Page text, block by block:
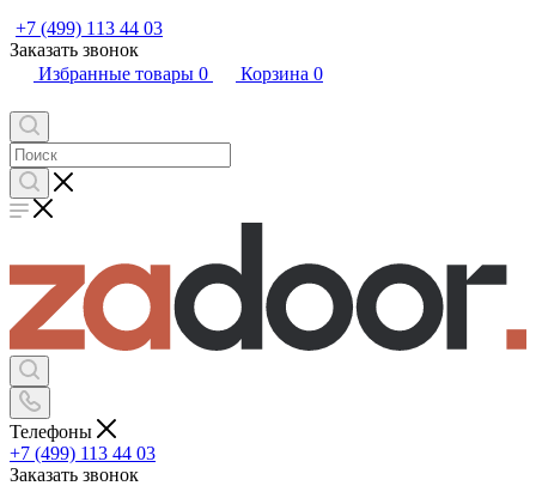
+7 (499) 113 44 03
Заказать звонок
Избранные товары 0 Корзина 0
Телефоны
+7 (499) 113 44 03
Заказать звонок